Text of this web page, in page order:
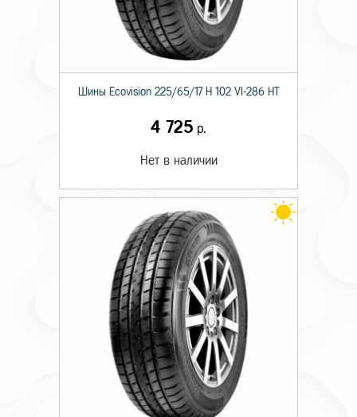
Шины Ecovision 225/65/17 H 102 VI-286 HT
4 725 р.
Нет в наличии